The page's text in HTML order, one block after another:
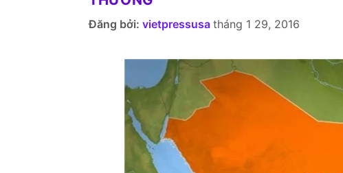
Đăng bởi: vietpressusa tháng 1 29, 2016